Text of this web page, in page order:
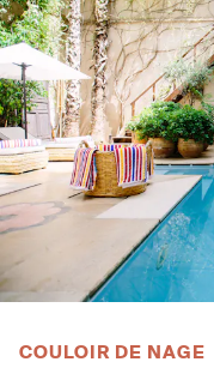
COULOIR DE NAGE